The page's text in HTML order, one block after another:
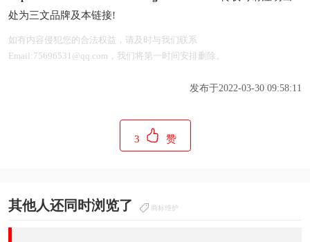
处为三文品牌及本链接!
如有内容侵犯您的合法权益，请及时与我们联系
Email:75696531@qq.com，我们将第一时间安排删除。
发布于2022-03-30 09:58:11
3 赞
其他人还同时浏览了 商标维护